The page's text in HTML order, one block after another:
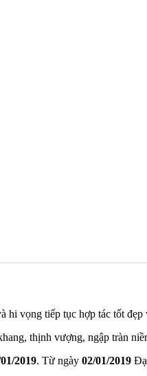
vọng tiếp tục hợp tác tốt
thịnh vượng, ngập tràn
2019. Từ ngày 02/01/2019